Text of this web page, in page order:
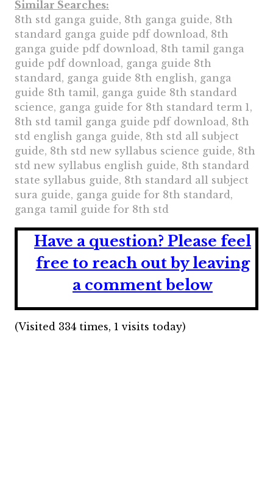
Similar Searches:
8th std ganga guide, 8th ganga guide, 8th
standard ganga guide pdf download, 8th
ganga guide pdf download, 8th tamil ganga
guide pdf download, ganga guide 8th
standard, ganga guide 8th english, ganga
guide 8th tamil, ganga guide 8th standard
science, ganga guide for 8th standard term 1,
8th std tamil ganga guide pdf download, 8th
std english ganga guide, 8th std all subject
guide, 8th std new syllabus science guide, 8th
std new syllabus english guide, 8th standard
state syllabus guide, 8th standard all subject
sura guide, ganga guide for 8th standard,
ganga tamil guide for 8th std
Have a question? Please feel
free to reach out by leaving
a comment below
(Visited 334 times, 1 visits today)